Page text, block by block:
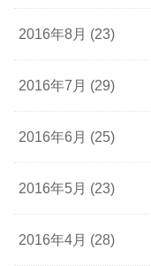
2016年8月 (23)
2016年7月 (29)
2016年6月 (25)
2016年5月 (23)
2016年4月 (28)